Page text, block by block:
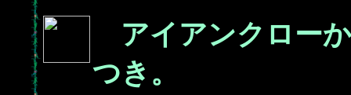
アイアンクロー
つき。